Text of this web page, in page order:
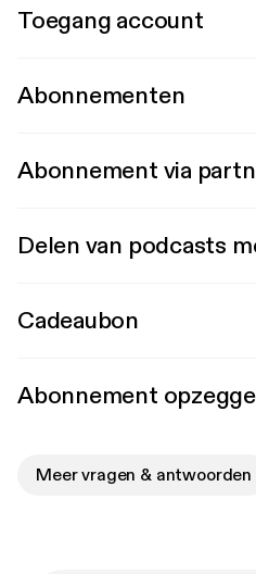
Toegang account
Abonnementen
Abonnement via
Delen van podcasts
Cadeaubon
Abonnement
Meer vragen & antwoorden